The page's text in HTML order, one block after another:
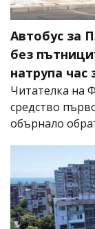
Автобус за
без
натрупа час
Читателка на
средство
обърнало